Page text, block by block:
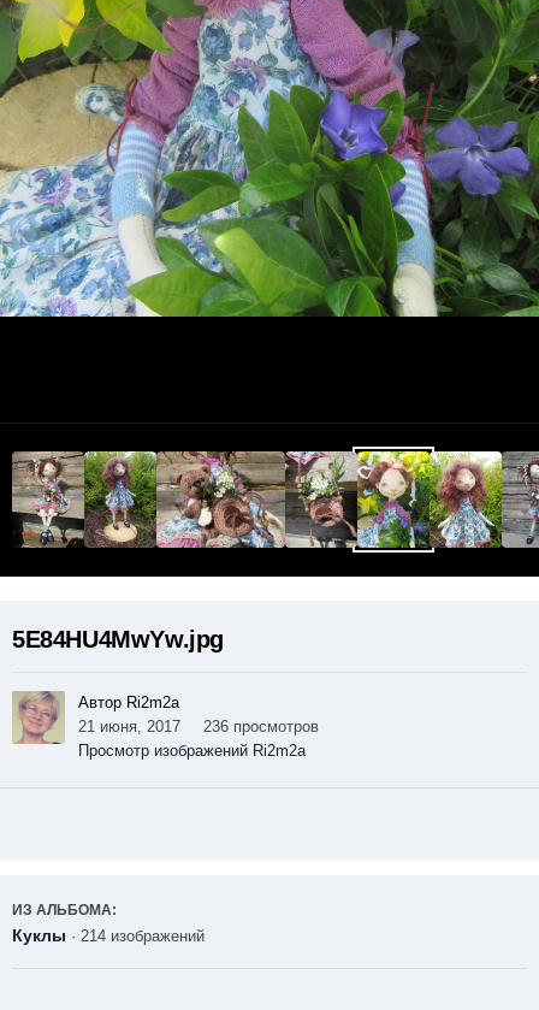
5E84HU4MwYw.jpg
Автор Ri2m2a
21 июня, 2017
236 просмотров
Просмотр изображений Ri2m2a
ИЗ АЛЬБОМА:
Куклы · 214 изображений